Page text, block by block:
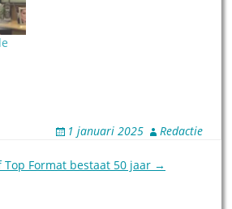
1 januari 2025 Redactie
Top Format bestaat 50 jaar →